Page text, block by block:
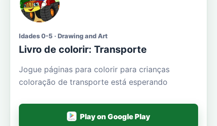
Idades 0-5 · Drawing and Art
Livro de colorir: Transporte
Jogue páginas para colorir para crianças
coloração de transporte está esperando
Play on Google Play